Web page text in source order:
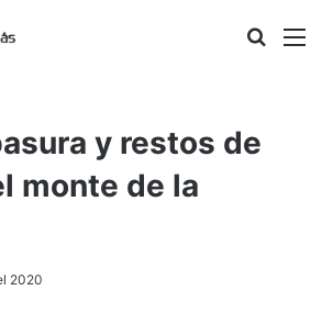
Buscar
y restos de
monte de la
2020